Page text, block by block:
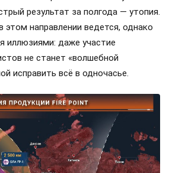
результат за полгода — утопия.
этом направлении ведется, однако
иллюзиями: даже участие
не станет «волшебной
исправить всё в одночасье.